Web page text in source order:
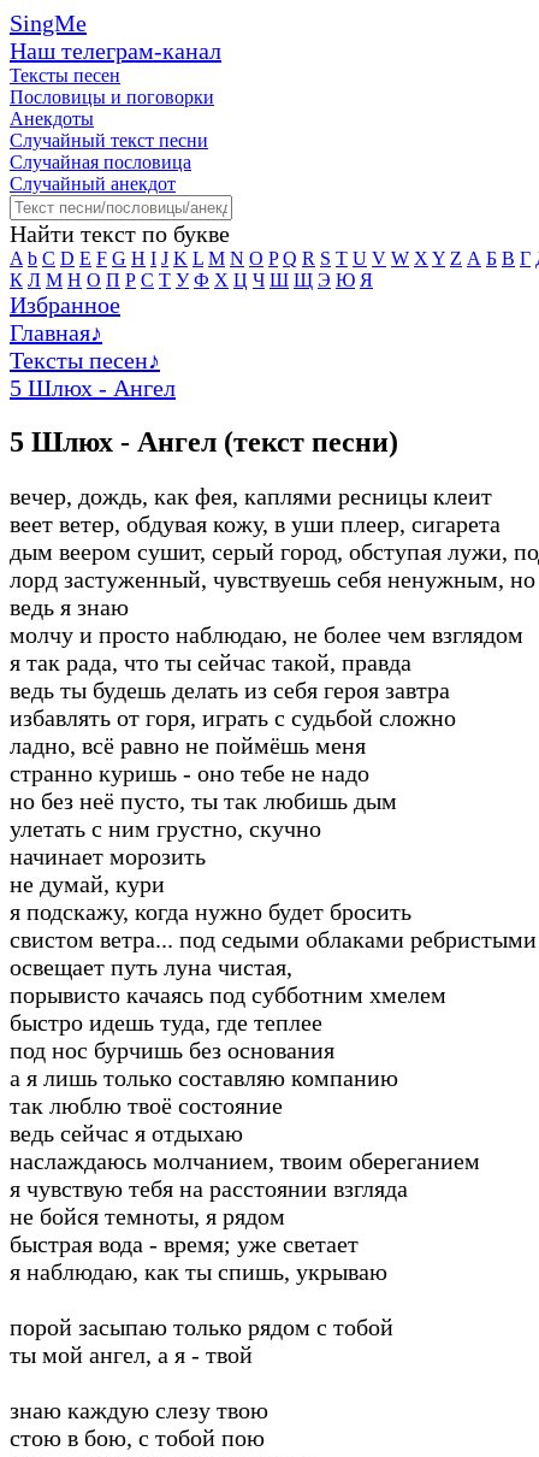
SingMe
Наш телеграм-канал
Тексты песен
Пословицы и поговорки
Анекдоты
Случайный текст песни
Случайная пословица
Случайный анекдот
Найти текст по букве
A b C D E F G H I J K L M N O P Q R S T U V W X Y Z А Б В Г
К Л М Н О П Р С Т У Ф Х Ц Ч Ш Щ Э Ю Я
Избранное
Главная♪
Тексты песен♪
5 Шлюх - Ангел
5 Шлюх - Ангел (текст песни)
вечер, дождь, как фея, каплями ресницы клеит
веет ветер, обдувая кожу, в уши плеер, сигарета
дым веером сушит, серый город, обступая лужи,
лорд застуженный, чувствуешь себя ненужным,
ведь я знаю
молчу и просто наблюдаю, не более чем взглядом
я так рада, что ты сейчас такой, правда
ведь ты будешь делать из себя героя завтра
избавлять от горя, играть с судьбой сложно
ладно, всё равно не поймёшь меня
странно куришь - оно тебе не надо
но без неё пусто, ты так любишь дым
улетать с ним грустно, скучно
начинает морозить
не думай, кури
я подскажу, когда нужно будет бросить
свистом ветра... под седыми облаками ребристыми
освещает путь луна чистая,
порывисто качаясь под субботним хмелем
быстро идешь туда, где теплее
под нос бурчишь без основания
а я лишь только составляю компанию
так люблю твоё состояние
ведь сейчас я отдыхаю
наслаждаюсь молчанием, твоим обереганием
я чувствую тебя на расстоянии взгляда
не бойся темноты, я рядом
быстрая вода - время; уже светает
я наблюдаю, как ты спишь, укрываю
порой засыпаю только рядом с тобой
ты мой ангел, а я - твой
знаю каждую слезу твою
стою в бою, с тобой пою